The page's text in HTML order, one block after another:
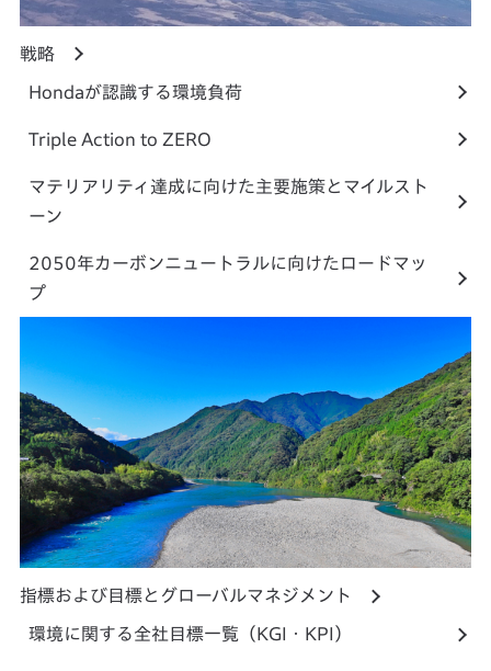
戦略
Hondaが認識する環境負荷
Triple Action to ZERO
マテリアリティ達成に向けた主要施策とマイルスト
ーン
2050年カーボンニュートラルに向けたロードマッ
プ
指標および目標とグローバルマネジメント
環境に関する全社目標一覧（KGI・KPI）